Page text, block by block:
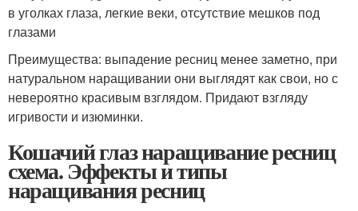
в уголках глаза, легкие веки, отсутствие мешков под
глазами
Преимущества: выпадение ресниц менее заметно, при
натуральном наращивании они выглядят как свои, но с
невероятно красивым взглядом. Придают взгляду
игривости и изюминки.
Кошачий глаз наращивание ресниц
схема. Эффекты и типы
наращивания ресниц